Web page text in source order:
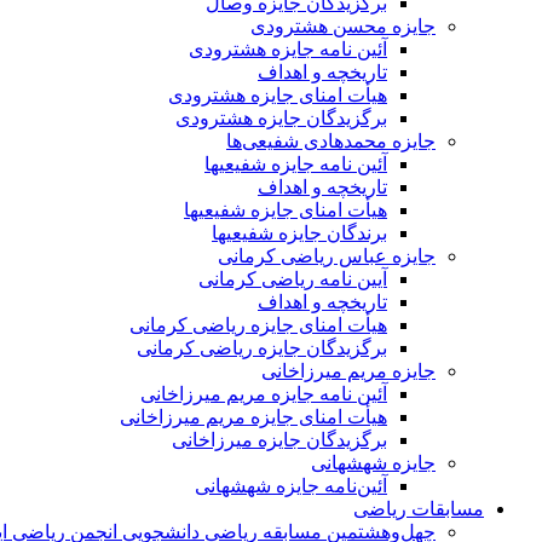
جایزه محسن هشترودی
آئین نامه جایزه هشترودی
تاریخچه و اهداف
هیأت امنای جایزه هشترودی
برگزیدگان جایزه هشترودی
جایزه محمدهادی شفیعی‌ها
آئین نامه جایزه شفیعیها
تاریخچه و اهداف
هیأت امنای جایزه شفیعیها
برندگان جایزه شفیعیها
جایزه عباس ریاضی کرمانی
آیین نامه ریاضی کرمانی
تاریخچه و اهداف
هیأت امنای جایزه ریاضی کرمانی
برگزیدگان جایزه ریاضی کرمانی
جایزه مریم میرزاخانی
آئین نامه جایزه مریم میرزاخانی
هیأت امنای جایزه مریم میرزاخانی
برگزیدگان جایزه میرزاخانی
جایزه شهشهانی
آئین‌نامه جایزه شهشهانی
مسابقات ریاضی
چهل‌و‌هشتمین مسابقه ریاضی دانشجویی انجمن ریاضی